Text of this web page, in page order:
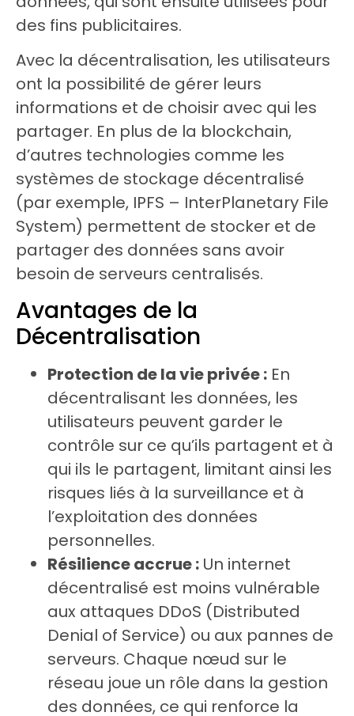
des fins publicitaires.
Avec la décentralisation, les utilisateurs
ont la possibilité de gérer leurs
informations et de choisir avec qui les
partager. En plus de la blockchain,
d’autres technologies comme les
systèmes de stockage décentralisé
(par exemple, IPFS – InterPlanetary File
System) permettent de stocker et de
partager des données sans avoir
besoin de serveurs centralisés.
Avantages de la
Décentralisation
Protection de la vie privée : En
décentralisant les données, les
utilisateurs peuvent garder le
contrôle sur ce qu’ils partagent et à
qui ils le partagent, limitant ainsi les
risques liés à la surveillance et à
l’exploitation des données
personnelles.
Résilience accrue : Un internet
décentralisé est moins vulnérable
aux attaques DDoS (Distributed
Denial of Service) ou aux pannes de
serveurs. Chaque nœud sur le
réseau joue un rôle dans la gestion
des données, ce qui renforce la